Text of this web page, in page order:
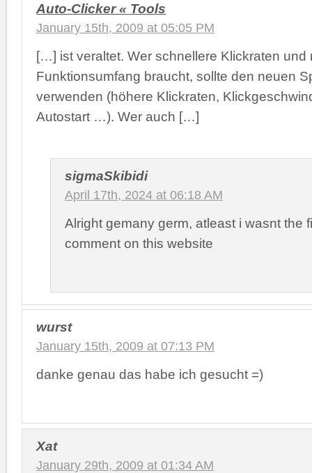
Auto-Clicker « Tools
January 15th, 2009 at 05:05 PM
[…] ist veraltet. Wer schnellere Klickraten und
Funktionsumfang braucht, sollte den neuen
verwenden (höhere Klickraten,
Autostart …). Wer auch […]
sigmaSkibidi
April 17th, 2024 at 06:18 AM
Alright gemany germ, atleast i wasnt the
comment on this website
wurst
January 15th, 2009 at 07:13 PM
danke genau das habe ich gesucht =)
Xat
January 29th, 2009 at 01:34 AM